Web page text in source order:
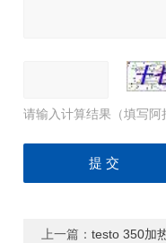
请输入计算结果（填写
上一篇：testo 350加热